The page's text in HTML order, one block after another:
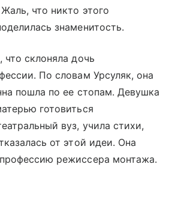
что никто этого
знаменитость.
что склоняла дочь
По словам Урсуляк, она
пошла по ее стопам. Девушка
готовиться
вуз, учила стихи,
от этой идеи. Она
режиссера монтажа.